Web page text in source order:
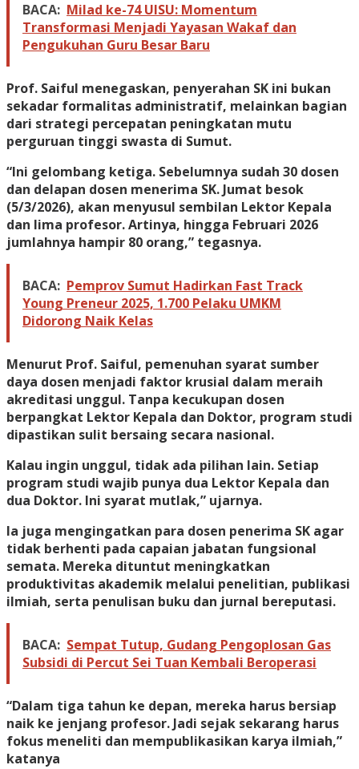
BACA: Milad ke-74 UISU: Momentum
Transformasi Menjadi Yayasan Wakaf dan
Pengukuhan Guru Besar Baru
Prof. Saiful menegaskan, penyerahan SK ini bukan
sekadar formalitas administratif, melainkan bagian
dari strategi percepatan peningkatan mutu
perguruan tinggi swasta di Sumut.
“Ini gelombang ketiga. Sebelumnya sudah 30 dosen
dan delapan dosen menerima SK. Jumat besok
(5/3/2026), akan menyusul sembilan Lektor Kepala
dan lima profesor. Artinya, hingga Februari 2026
jumlahnya hampir 80 orang,” tegasnya.
BACA: Pemprov Sumut Hadirkan Fast Track
Young Preneur 2025, 1.700 Pelaku UMKM
Didorong Naik Kelas
Menurut Prof. Saiful, pemenuhan syarat sumber
daya dosen menjadi faktor krusial dalam meraih
akreditasi unggul. Tanpa kecukupan dosen
berpangkat Lektor Kepala dan Doktor, program studi
dipastikan sulit bersaing secara nasional.
Kalau ingin unggul, tidak ada pilihan lain. Setiap
program studi wajib punya dua Lektor Kepala dan
dua Doktor. Ini syarat mutlak,” ujarnya.
Ia juga mengingatkan para dosen penerima SK agar
tidak berhenti pada capaian jabatan fungsional
semata. Mereka dituntut meningkatkan
produktivitas akademik melalui penelitian, publikasi
ilmiah, serta penulisan buku dan jurnal bereputasi.
BACA: Sempat Tutup, Gudang Pengoplosan Gas
Subsidi di Percut Sei Tuan Kembali Beroperasi
“Dalam tiga tahun ke depan, mereka harus bersiap
naik ke jenjang profesor. Jadi sejak sekarang harus
fokus meneliti dan mempublikasikan karya ilmiah,”
katanya